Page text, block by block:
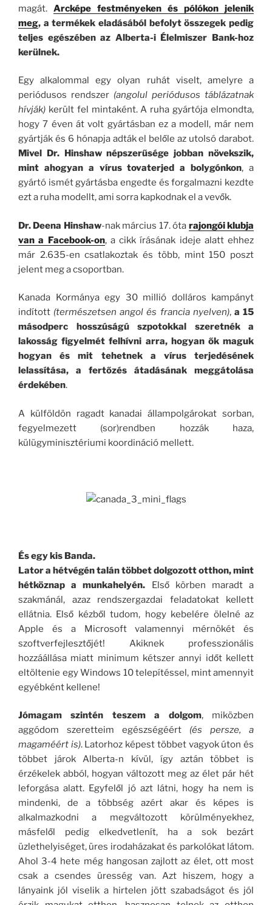
magát. Arcképe festményeken és pólókon jelenik
meg, a termékek eladásából befolyt összegek pedig
teljes egészében az Alberta-i Élelmiszer Bank-hoz
kerülnek.
Egy alkalommal egy olyan ruhát viselt, amelyre a
periódusos rendszer (angolul periódusos táblázatnak
hívják) került fel mintaként. A ruha gyártója elmondta,
hogy 7 éven át volt gyártásban ez a modell, már nem
gyártják és 6 hónapja adták el belőle az utolsó darabot.
Mivel Dr. Hinshaw népszerűsége jobban növekszik,
mint ahogyan a vírus tovaterjed a bolygónkon, a
gyártó ismét gyártásba engedte és forgalmazni kezdte
ezt a ruha modellt, ami sorra kapkodnak el a vevők.
Dr. Deena Hinshaw-nak március 17. óta rajongói klubja
van a Facebook-on, a cikk írásának ideje alatt ehhez
már 2.635-en csatlakoztak és több, mint 150 poszt
jelent meg a csoportban.
Kanada Kormánya egy 30 millió dolláros kampányt
indított (természetsen angol és francia nyelven), a 15
másodperc hosszúságú szpotokkal szeretnék a
lakosság figyelmét felhívni arra, hogyan ők maguk
hogyan és mit tehetnek a vírus terjedésének
lelassítása, a fertőzés átadásának meggátolása
érdekében.
A külföldön ragadt kanadai állampolgárokat sorban,
fegyelmezett (sor)rendben hozzák haza,
külügyminisztériumi koordináció mellett.
És egy kis Banda.
Lator a hétvégén talán többet dolgozott otthon, mint
hétköznap a munkahelyén. Első körben maradt a
szakmánál, azaz rendszergazdai feladatokat kellett
ellátnia. Első kézből tudom, hogy kebelére ölelné az
Apple és a Microsoft valamennyi mérnökét és
szoftverfejlesztőjét! Akiknek professzionális
hozzáállása miatt minimum kétszer annyi időt kellett
eltöltenie egy Windows 10 telepítéssel, mint amennyit
egyébként kellene!
Jómagam szintén teszem a dolgom, miközben
aggódom szeretteim egészségéért (és persze, a
magaméért is). Latorhoz képest többet vagyok úton és
többet járok Alberta-n kívül, így aztán többet is
érzékelek abból, hogyan változott meg az élet pár hét
leforgása alatt. Egyfelől jó azt látni, hogy ha nem is
mindenki, de a többség azért akar és képes is
alkalmazkodni a megváltozott körülményekhez,
másfelől pedig elkedvetlenít, ha a sok bezárt
üzlethelyiséget, üres irodaházakat és parkolókat látom.
Ahol 3-4 hete még hangosan zajlott az élet, ott most
csak a csendes üresség van. Azt hiszem, hogy a
lányaink jól viselik a hirtelen jött szabadságot és jól